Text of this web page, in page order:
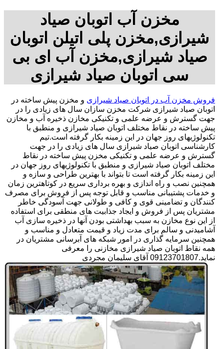
مخزن آب اتوبان صیاد
شیرازی,مخزن پلی اتیلن اتوبان
صیاد شیرازی,مخزن آب ای بی
سی اتوبان صیاد شیرازی
فروش مخزن آب در اتوبان صیاد شیرازی و مخزن پیش ساخته در
اتوبان صیاد شیرازی شرکت مخزن سازان سال های زیادی را در
جهت گسترش و عرضه علمی و تکنیکی مخازن ذخیره آب و مخازن
پیش ساخته در نقاط مختلف اتوبان صیاد شیرازی و منطبق با
تکنولوژیهای روز جهان در این زمینه بکار گرفته است.تیم
کارشناسی اتوبان صیاد شیرازی سال های زیادی را در جهت
گسترش و عرضه علمی و تکنیکی مخزن پیش ساخته در نقاط
مختلف اتوبان صیاد شیرازی و منطبق با تکنولوژیهای روز جهان در
این زمینه بکار گرفته است تا بتواند با بهترین طراحی و سازه و
همچنین نصب و راه اندازی و بهره برداری سریع در کوتاهترین زمان
و خدمات پشتیبانی مناسب و قابل توجه پس از فروش برای مصرف
کنندگان و تضامینی قوی و کافی و طولانی جهت آسودگی خاطر
مشتریان پس از فروش و ایجاد جذابیت های منطقی برای استفاده
از این نوع مخازن به سبب بهداشتی بودن آنها در ذخیره سازی آب
آشامیدنی و سالم برای مدت زیاد و قیمت متعادل و مناسب و
همچنین سرمایه گذاری در امور شبکه های آبرسانی مشتریان در
همه نقاط اتوبان صیاد شیرازی مخازنی را معرفی
نماید.09123701807 آقای سلیمان مجردی